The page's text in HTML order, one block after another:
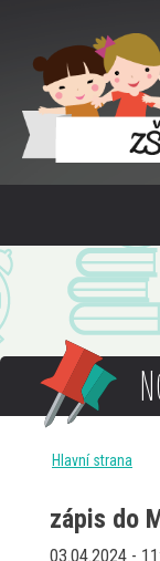
Hlavní strana
zápis do
03.04.2024 -